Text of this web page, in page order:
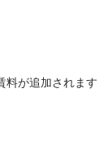
料が追加されます